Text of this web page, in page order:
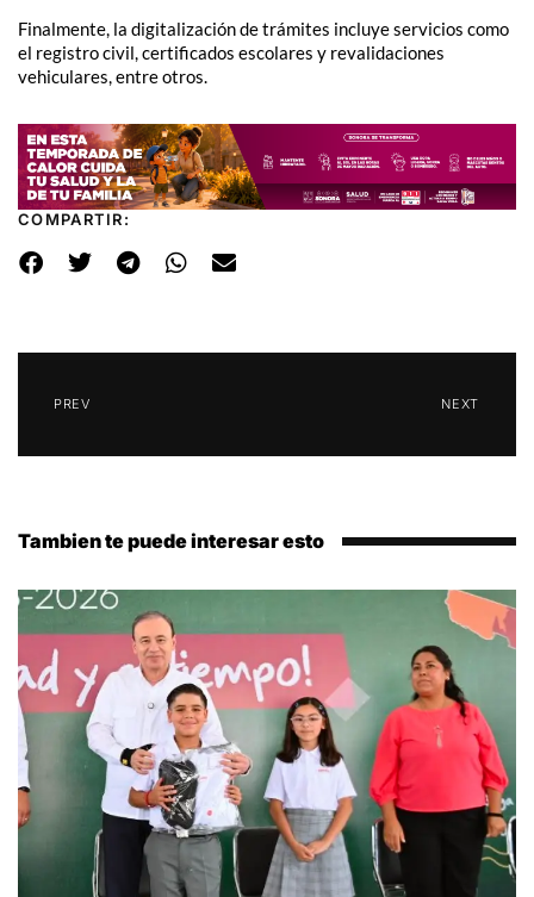
Finalmente, la digitalización de trámites incluye servicios como
el registro civil, certificados escolares y revalidaciones
vehiculares, entre otros.
COMPARTIR:
PREV NEXT
Tambien te puede interesar esto